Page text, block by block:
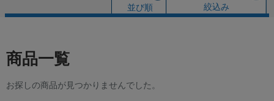
並び順 絞込み
商品一覧
お探しの商品が見つかりませんでした。